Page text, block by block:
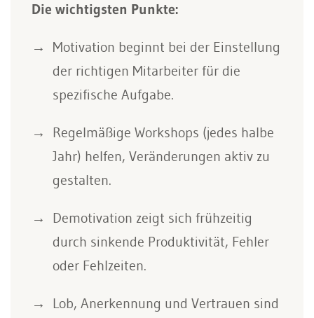
Die wichtigsten Punkte:
Motivation beginnt bei der Einstellung
der richtigen Mitarbeiter für die
spezifische Aufgabe.
Regelmäßige Workshops (jedes halbe
Jahr) helfen, Veränderungen aktiv zu
gestalten.
Demotivation zeigt sich frühzeitig
durch sinkende Produktivität, Fehler
oder Fehlzeiten.
Lob, Anerkennung und Vertrauen sind